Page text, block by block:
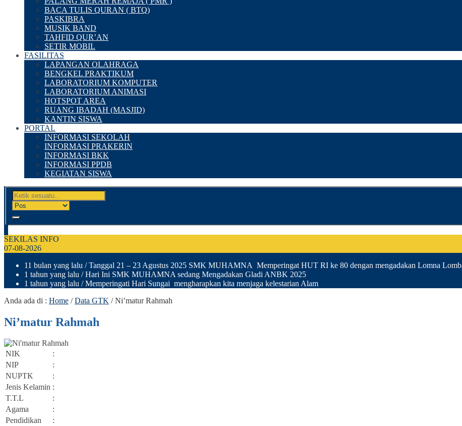
BACA TULIS QURAN ( BTQ)
PASKIBRA
MUSIK BAND
TAHFID QUR’AN
SETIR MOBIL
FASILITAS
LAPANGAN OLAHRAGA
BENGKEL PRAKTIKUM
LABORATORIUM KOMPUTER
LABORATORIUM ANIMASI
HOTSPOT AREA
RUANG IBADAH (MASJID)
KANTIN SISWA
PORTAL
INFORMASI SEKOLAH
INFORMASI PRAKERIN
INFORMASI BKK
INFORMASI PPDB
KEGIATAN SISWA
SEKILAS INFO
07-08-2026
11 bulan yang lalu / Tanggal 21 – 23 Agustus 2025 SMK MUHAMNA Memperingat HUT RI ke 80 dengan mengadakan Lomna
1 tahun yang lalu / Hari Ini SMK MUHAMNA sedang Mengadakan Gladi ANBK 2025
1 tahun yang lalu / Memperingati Hari Sungai mengharapkan kita menjaga kelestarian Alam
Anda ada di : Home /Data GTK /Ni’matur Rahmah
Ni’matur Rahmah
NIK
:
NIP
:
NUPTK
:
Jenis Kelamin :
T.T.L
:
Agama
:
Pendidikan
: